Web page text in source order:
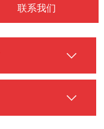
联系我们